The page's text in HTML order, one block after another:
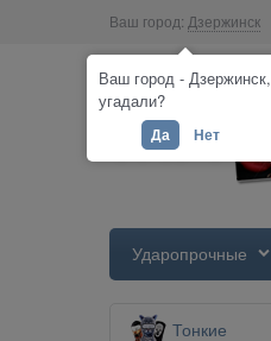
Ваш город: Дзержинск
Ударопрочные
Тонкие
Ваш город - Дзержинск,
угадали?
Да Нет